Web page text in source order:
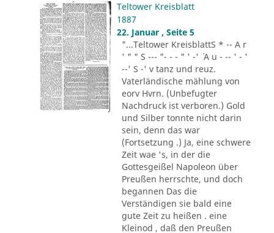
Teltower Kreisblatt
1887
22. Januar , Seite 5
"...Teltower KreisblattS * -- A r
' " " S --- "- - - " ' -' ´ A u - -- ' - '
--' S -' v tanz und reuz.
Vaterländische mählung von
eorv Hvrn. (Unbefugter
Nachdruck ist verboren.) Gold
und Silber tonnte nicht darin
sein, denn das war
(Fortsetzung .) Ja, eine schwere
Zeit wae 's, in der die
Gottesgeißel Napoleon über
Preußen herrschte, und doch
begannen Das die
Verständigen sie bald eine
gute Zeit zu heißen . eine
Kleinod , daß den Preußen